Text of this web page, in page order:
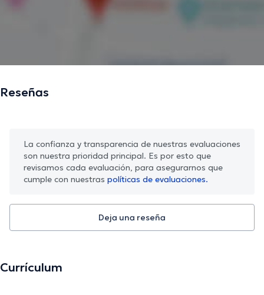
Reseñas
La confianza y transparencia de nuestras evaluaciones
son nuestra prioridad principal. Es por esto que
revisamos cada evaluación, para asegurarnos que
cumple con nuestras políticas de evaluaciones.
Deja una reseña
Currículum